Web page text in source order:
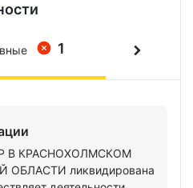
1
В КРАСНОХОЛМСКОМ
ОБЛАСТИ ликвидирована